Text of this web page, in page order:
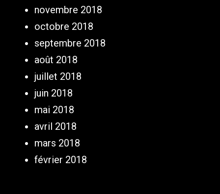
novembre 2018
octobre 2018
septembre 2018
août 2018
juillet 2018
juin 2018
mai 2018
avril 2018
mars 2018
février 2018